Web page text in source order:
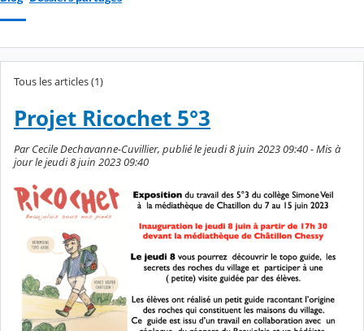
Tous les articles (1)
Projet Ricochet 5°3
Par Cecile Dechavanne-Cuvillier, publié le jeudi 8 juin 2023 09:40 - Mis à
jour le jeudi 8 juin 2023 09:40